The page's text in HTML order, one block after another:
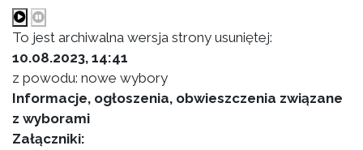
To jest archiwalna wersja strony usuniętej:
10.08.2023, 14:41
z powodu: nowe wybory
Informacje, ogłoszenia, obwieszczenia związane
z wyborami
Załączniki: